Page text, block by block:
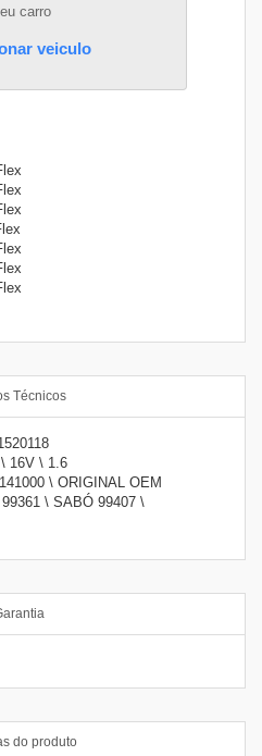
carro
veiculo
Técnicos
16V \ 1.6
\ ORIGINAL OEM
\ SABÓ 99407 \
do produto